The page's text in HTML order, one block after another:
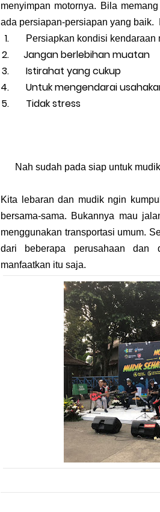
menyimpan motornya. Bila
ada persiapan-persiapan yang baik.
Persiapkan kondisi kendaraan
Jangan berlebihan muatan
Istirahat yang cukup
Untuk mengendarai
Tidak stress
Nah sudah pada siap untuk
Kita lebaran dan mudik ngin
bersama-sama. Bukannya mau
menggunakan transportasi umum.
dari beberapa perusahaan dan
manfaatkan itu saja.